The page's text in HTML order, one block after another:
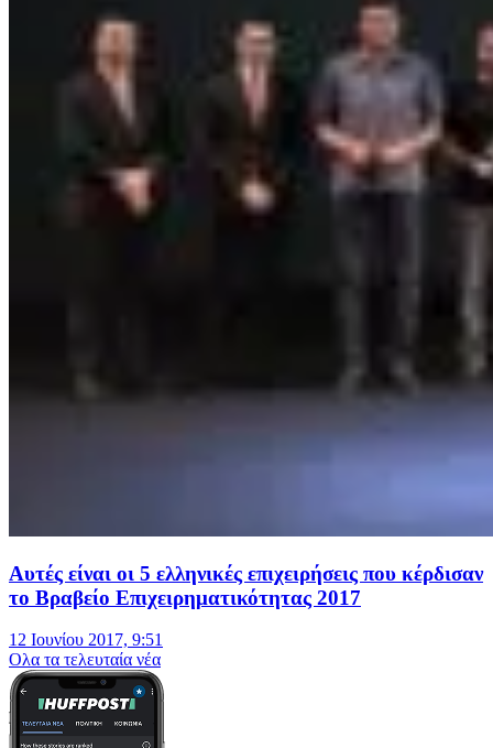
Αυτές είναι οι 5 ελληνικές επιχειρήσεις που κέρδισαν
το Βραβείο Επιχειρηματικότητας 2017
12 Ιουνίου 2017, 9:51
Oλα τα τελευταία νέα